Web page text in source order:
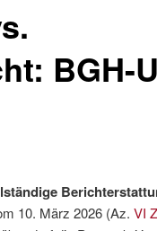
BGH-
10. März 2026 (Az. VI